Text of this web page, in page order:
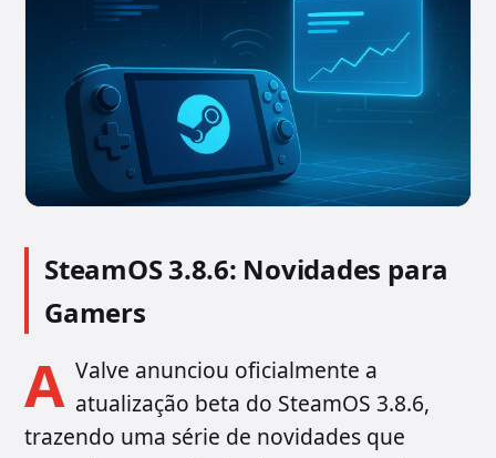
SteamOS 3.8.6: Novidades para
Gamers
A Valve anunciou oficialmente a
atualização beta do SteamOS 3.8.6,
trazendo uma série de novidades que